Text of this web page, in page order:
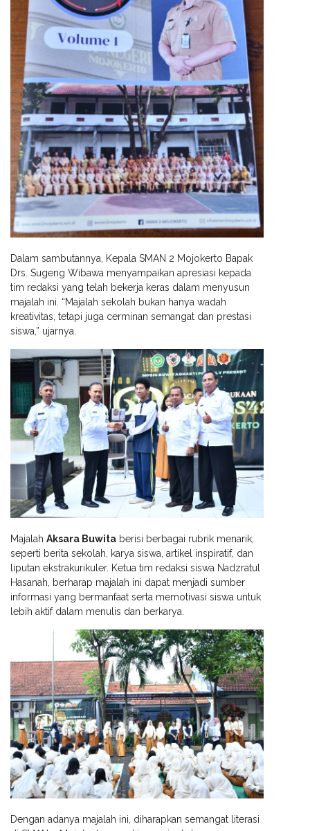
Dalam sambutannya, Kepala SMAN 2 Mojokerto Bapak
Drs. Sugeng Wibawa menyampaikan apresiasi kepada
tim redaksi yang telah bekerja keras dalam menyusun
majalah ini. “Majalah sekolah bukan hanya wadah
kreativitas, tetapi juga cerminan semangat dan prestasi
siswa,” ujarnya.
Majalah Aksara Buwita berisi berbagai rubrik menarik,
seperti berita sekolah, karya siswa, artikel inspiratif, dan
liputan ekstrakurikuler. Ketua tim redaksi siswa Nadzratul
Hasanah, berharap majalah ini dapat menjadi sumber
informasi yang bermanfaat serta memotivasi siswa untuk
lebih aktif dalam menulis dan berkarya.
Dengan adanya majalah ini, diharapkan semangat literasi